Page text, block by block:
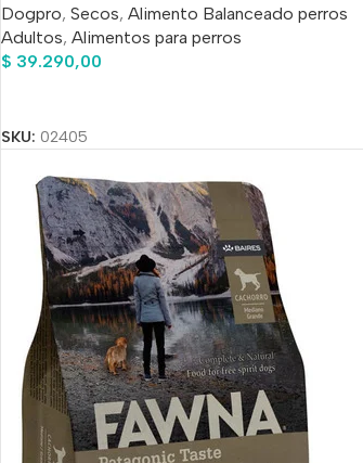
Dogpro, Secos, Alimento Balanceado perros
Adultos, Alimentos para perros
$ 39.290,00
SKU: 02405